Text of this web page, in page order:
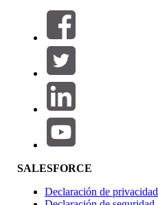
Filtrar por (0)
SELECCIONAR FILTROS
Área de productos
Repercusión de función
SALESFORCE
Declaración de privacidad